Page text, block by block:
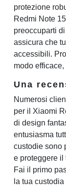
protezione
Redmi Note
preoccuparti
assicura che
accessibili.
modo
Una
Numerosi
per il Xiaomi
di design
entusiasma
custodie sono
e proteggere il
Fai il primo
la tua